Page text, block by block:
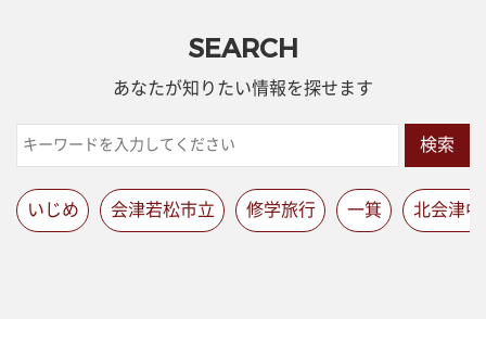
SEARCH
あなたが知りたい情報を探せます
検索
いじめ 会津若松市立 修学旅行 一箕 北会津中